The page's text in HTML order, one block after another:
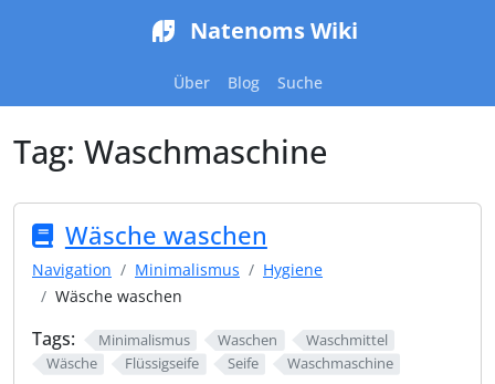
Natenoms Wiki
Über Blog Suche
Tag: Waschmaschine
Wäsche waschen
Navigation Minimalismus
Hygiene
Wäsche waschen
Tags: Minimalismus Waschen
Waschmittel
Wäsche
Flüssigseife Seife Waschmaschine